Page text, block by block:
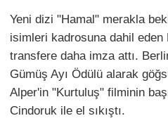
Yeni dizi "Hamal" merakla
isimleri kadrosuna dahil
transfere daha imza attı.
Gümüş Ayı Ödülü alarak
Alper'in "Kurtuluş" filminin
Cindoruk ile el sıkıştı.